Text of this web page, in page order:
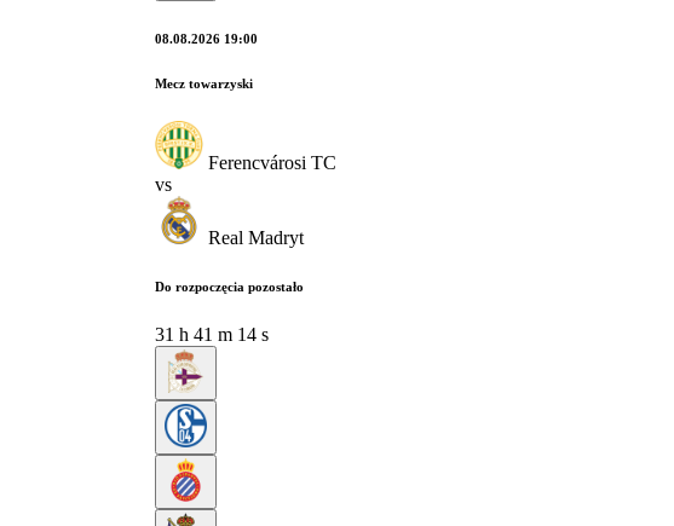
08.08.2026 19:00
Mecz towarzyski
Ferencvárosi TC
vs
Real Madryt
Do rozpoczęcia pozostało
31 h 41 m 13 s